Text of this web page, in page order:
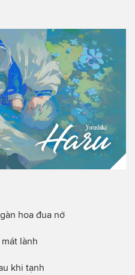
hoa đua nở
lành
khi tạnh